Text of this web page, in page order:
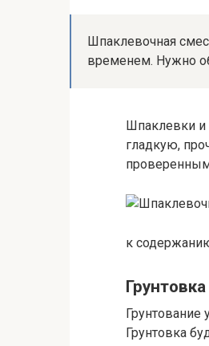
Шпаклевочная
временем. Нужно
Шпаклевки и
гладкую,
к
Грунтовка
Грунтовка